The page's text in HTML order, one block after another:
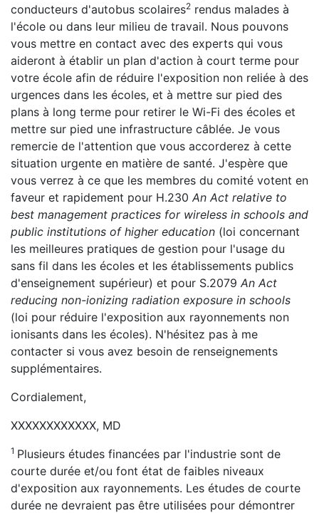
conducteurs d'autobus scolaires2 rendus malades à
l'école ou dans leur milieu de travail. Nous pouvons
vous mettre en contact avec des experts qui vous
aideront à établir un plan d'action à court terme pour
votre école afin de réduire l'exposition non reliée à des
urgences dans les écoles, et à mettre sur pied des
plans à long terme pour retirer le Wi-Fi des écoles et
mettre sur pied une infrastructure câblée. Je vous
remercie de l'attention que vous accorderez à cette
situation urgente en matière de santé. J'espère que
vous verrez à ce que les membres du comité votent en
faveur et rapidement pour H.230 An Act relative to
best management practices for wireless in schools and
public institutions of higher education (loi concernant
les meilleures pratiques de gestion pour l'usage du
sans fil dans les écoles et les établissements publics
d'enseignement supérieur) et pour S.2079 An Act
reducing non-ionizing radiation exposure in schools
(loi pour réduire l'exposition aux rayonnements non
ionisants dans les écoles). N'hésitez pas à me
contacter si vous avez besoin de renseignements
supplémentaires.
Cordialement,
XXXXXXXXXXXX, MD
1 Plusieurs études financées par l'industrie sont de
courte durée et/ou font état de faibles niveaux
d'exposition aux rayonnements. Les études de courte
durée ne devraient pas être utilisées pour démontrer